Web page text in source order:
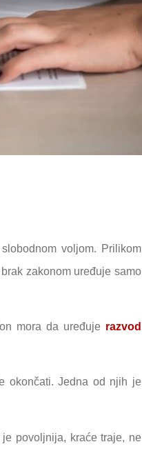
voljom. Prilikom
zakonom uređuje samo
mora da uređuje razvod
okončati. Jedna od njih je
povoljnija, kraće traje, ne